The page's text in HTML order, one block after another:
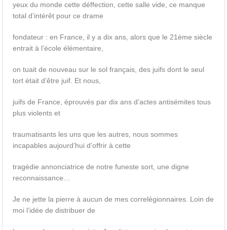
yeux du monde cette déffection, cette salle vide, ce manque
total d’intérêt pour ce drame
fondateur : en France, il y a dix ans, alors que le 21ème siècle
entrait à l’école élémentaire,
on tuait de nouveau sur le sol français, des juifs dont le seul
tort était d’être juif. Et nous,
juifs de France, éprouvés par dix ans d’actes antisémites tous
plus violents et
traumatisants les uns que les autres, nous sommes
incapables aujourd’hui d’offrir à cette
tragédie annonciatrice de notre funeste sort, une digne
reconnaissance…
Je ne jette la pierre à aucun de mes correlégionnaires. Loin de
moi l’idée de distribuer de